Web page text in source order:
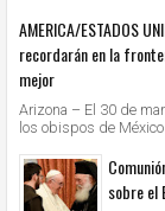
AMERICA/ESTADOS
recordarán en la
mejor
Arizona – El 30 de
los obispos de México
sobre el